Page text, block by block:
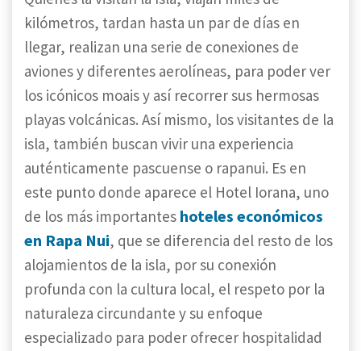
kilómetros, tardan hasta un par de días en
llegar, realizan una serie de conexiones de
aviones y diferentes aerolíneas, para poder ver
los icónicos moais y así recorrer sus hermosas
playas volcánicas. Así mismo, los visitantes de la
isla, también buscan vivir una experiencia
auténticamente pascuense o rapanui. Es en
este punto donde aparece el Hotel Iorana, uno
de los más importantes hoteles económicos
en Rapa Nui, que se diferencia del resto de los
alojamientos de la isla, por su conexión
profunda con la cultura local, el respeto por la
naturaleza circundante y su enfoque
especializado para poder ofrecer hospitalidad